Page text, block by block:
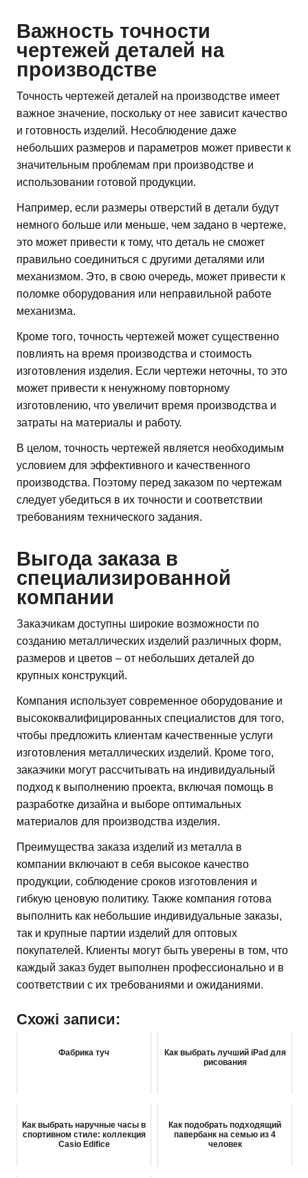
Важность точности
чертежей деталей на
производстве
Точность чертежей деталей на производстве имеет
важное значение, поскольку от нее зависит качество
и готовность изделий. Несоблюдение даже
небольших размеров и параметров может привести к
значительным проблемам при производстве и
использовании готовой продукции.
Например, если размеры отверстий в детали будут
немного больше или меньше, чем задано в чертеже,
это может привести к тому, что деталь не сможет
правильно соединиться с другими деталями или
механизмом. Это, в свою очередь, может привести к
поломке оборудования или неправильной работе
механизма.
Кроме того, точность чертежей может существенно
повлиять на время производства и стоимость
изготовления изделия. Если чертежи неточны, то это
может привести к ненужному повторному
изготовлению, что увеличит время производства и
затраты на материалы и работу.
В целом, точность чертежей является необходимым
условием для эффективного и качественного
производства. Поэтому перед заказом по чертежам
следует убедиться в их точности и соответствии
требованиям технического задания.
Выгода заказа в
специализированной
компании
Заказчикам доступны широкие возможности по
созданию металлических изделий различных форм,
размеров и цветов – от небольших деталей до
крупных конструкций.
Компания использует современное оборудование и
высококвалифицированных специалистов для того,
чтобы предложить клиентам качественные услуги
изготовления металлических изделий. Кроме того,
заказчики могут рассчитывать на индивидуальный
подход к выполнению проекта, включая помощь в
разработке дизайна и выборе оптимальных
материалов для производства изделия.
Преимущества заказа изделий из металла в
компании включают в себя высокое качество
продукции, соблюдение сроков изготовления и
гибкую ценовую политику. Также компания готова
выполнить как небольшие индивидуальные заказы,
так и крупные партии изделий для оптовых
покупателей. Клиенты могут быть уверены в том, что
каждый заказ будет выполнен профессионально и в
соответствии с их требованиями и ожиданиями.
Схожі записи:
Фабрика туч
Как выбрать лучший iPad для
рисования
Как выбрать наручные часы в
спортивном стиле: коллекция
Casio Edifice
Как подобрать подходящий
павербанк на семью из 4
человек